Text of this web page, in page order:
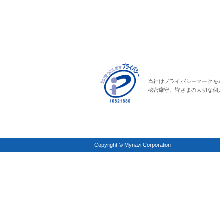
当社はプライバシーマークを
秘密厳守、皆さまの大切な個
Copyright © Mynavi Corporation